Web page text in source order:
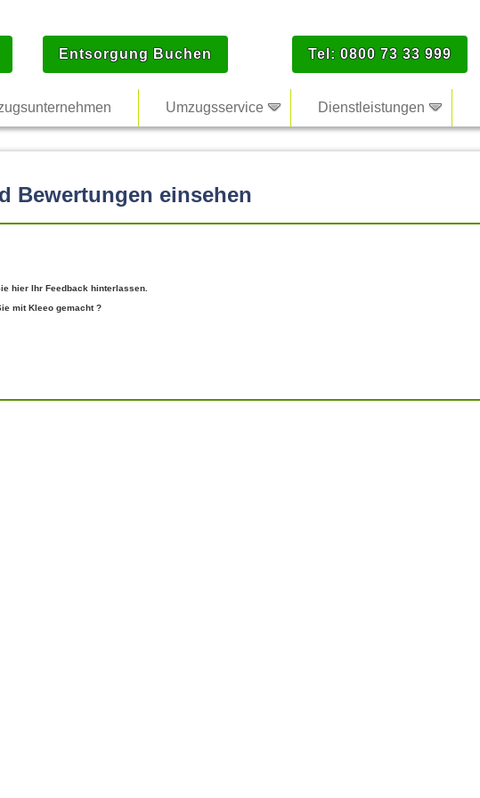
Entsorgung Buchen Tel: 0800 73 33 999
Umzugsservice Dienstleistungen
Bewertungen einsehen
hier Ihr Feedback hinterlassen.
mit Kleeo gemacht ?